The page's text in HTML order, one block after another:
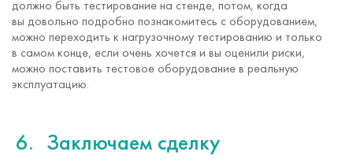
должно быть тестирование на стенде, потом, когда
вы довольно подробно познакомитесь с оборудованием,
можно переходить к нагрузочному тестированию и только
в самом конце, если очень хочется и вы оценили риски,
можно поставить тестовое оборудование в реальную
эксплуатацию.
Заключаем сделку